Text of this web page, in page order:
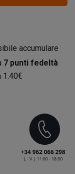
accumulare
7 punti fedeltà
1.40€